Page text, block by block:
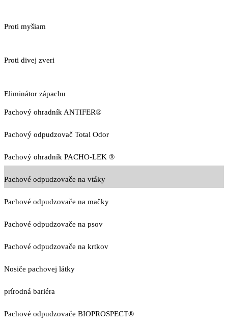
Proti myšiam
Proti divej zveri
Eliminátor zápachu
Pachový ohradník ANTIFER®
Pachový odpudzovač Total Odor
Pachový ohradník PACHO-LEK ®
Pachové odpudzovače na vtáky
Pachové odpudzovače na mačky
Pachové odpudzovače na psov
Pachové odpudzovače na krtkov
Nosiče pachovej látky
prírodná bariéra
Pachové odpudzovače BIOPROSPECT®